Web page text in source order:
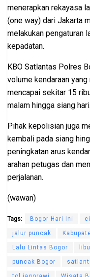
menerapkan rekayasa
(one way) dari Jakarta
melakukan pengaturan
kepadatan.
KBO Satlantas Polres
volume kendaraan
mencapai sekitar 15
malam hingga siang hari.
Pihak kepolisian juga
kembali pada siang
peningkatan arus
arahan petugas dan
perjalanan.
(wawan)
Tags: Bogor Hari Ini
jalur puncak
Lalu Lintas Bogor
puncak Bogor